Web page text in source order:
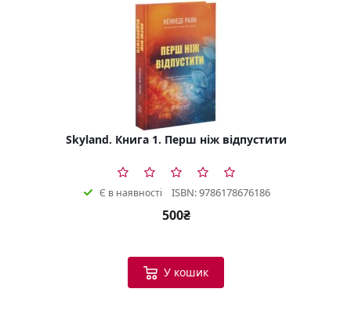
Skyland. Книга 1. Перш ніж відпустити
Є в наявності ISBN: 9786178676186
500₴
У кошик